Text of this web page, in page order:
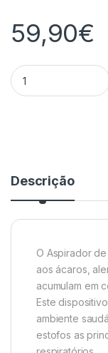
59,90€
Aspirador de
Descrição
O Aspirador
aos ácaros,
acumulam em
Este
ambiente
estofos as